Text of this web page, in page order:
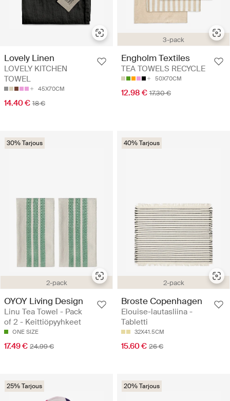
Lovely Linen
LOVELY KITCHEN
TOWEL
45X70CM
14.40 € 18 €
3-pack
Engholm Textiles
TEA TOWELS RECYCLE
50X70CM
12.98 € 17.30 €
2-pack
30% Tarjous
OYOY Living Design
Linu Tea Towel - Pack
of 2 - Keittiöpyyhkeet
ONE SIZE
17.49 € 24.99 €
2-pack
40% Tarjous
Broste Copenhagen
Elouise-lautasliina -
Tabletti
32X41.5CM
15.60 € 26 €
25% Tarjous 20% Tarjous